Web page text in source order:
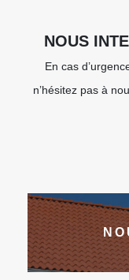
NOUS
En cas
n’hésitez pas à